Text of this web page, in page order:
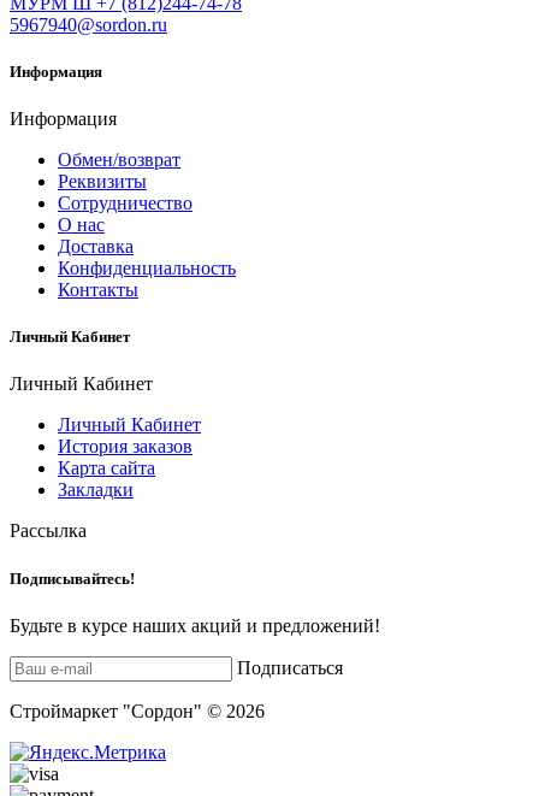
5967940@sordon.ru
Информация
Информация
Обмен/возврат
Реквизиты
Сотрудничество
О нас
Доставка
Конфиденциальность
Контакты
Личный Кабинет
Личный Кабинет
Личный Кабинет
История заказов
Карта сайта
Закладки
Рассылка
Подписывайтесь!
Будьте в курсе наших акций и предложений!
Подписаться
Строймаркет "Сордон" © 2026